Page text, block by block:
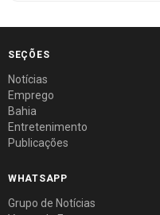
SEÇÕES
Notícias
Emprego
Bahia
Entretenimento
Publicações
WHATSAPP
Grupo de Notícias